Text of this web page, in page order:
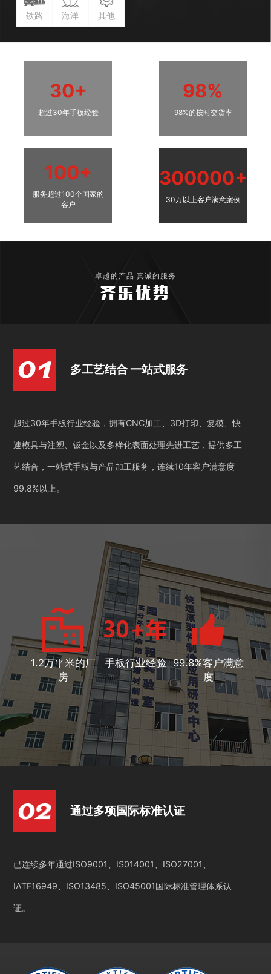
铁路 海洋 其他
30+
超过30年手板经验
98%
98%的按时交货率
100+
服务超过100个国家的
客户
300000+
30万以上客户满意案例
卓越的产品 真诚的服务
齐乐优势
多工艺结合 一站式服务
超过30年手板行业经验，拥有CNC加工、3D打印、复模、快
速模具与注塑、钣金以及多样化表面处理先进工艺，提供多工
艺结合，一站式手板与产品加工服务，连续10年客户满意度
99.8%以上。
1.2万平米的厂
房
手板行业经验 99.8%客户满意
度
通过多项国际标准认证
已连续多年通过ISO9001、IS014001、ISO27001、
IATF16949、ISO13485、ISO45001国际标准管理体系认
证。